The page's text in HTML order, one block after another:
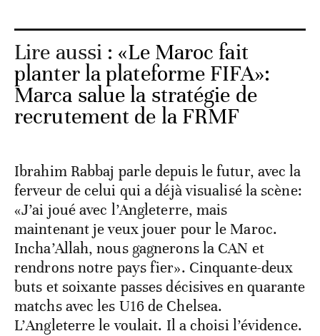
Lire aussi : «Le Maroc fait
planter la plateforme FIFA»:
Marca salue la stratégie de
recrutement de la FRMF
Ibrahim Rabbaj parle depuis le futur, avec la
ferveur de celui qui a déjà visualisé la scène:
«J’ai joué avec l’Angleterre, mais
maintenant je veux jouer pour le Maroc.
Incha’Allah, nous gagnerons la CAN et
rendrons notre pays fier». Cinquante-deux
buts et soixante passes décisives en quarante
matchs avec les U16 de Chelsea.
L’Angleterre le voulait. Il a choisi l’évidence.